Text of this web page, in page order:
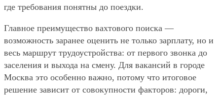
где требования понятны до поездки.
Главное преимущество вахтового поиска —
возможность заранее оценить не только зарплату, но и
весь маршрут трудоустройства: от первого звонка до
заселения и выхода на смену. Для вакансий в городе
Москва это особенно важно, потому что итоговое
решение зависит от совокупности факторов: дороги,